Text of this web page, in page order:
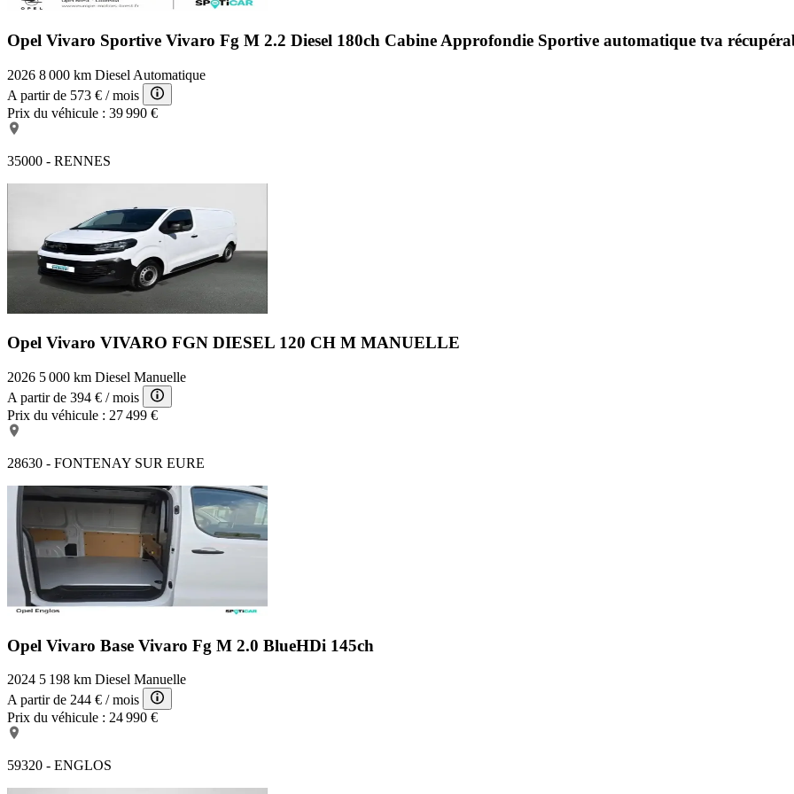
Opel Vivaro Sportive Vivaro Fg M 2.2 Diesel 180ch Cabine Approfondie Sportive automatique tva
2026 8 000 km Diesel Automatique
A partir de 573 € / mois
Prix du véhicule : 39 990 €
35000 - RENNES
Opel Vivaro VIVARO FGN DIESEL 120 CH M MANUELLE
2026 5 000 km Diesel Manuelle
A partir de 394 € / mois
Prix du véhicule : 27 499 €
28630 - FONTENAY SUR EURE
Opel Vivaro Base Vivaro Fg M 2.0 BlueHDi 145ch
2024 5 198 km Diesel Manuelle
A partir de 244 € / mois
Prix du véhicule : 24 990 €
59320 - ENGLOS